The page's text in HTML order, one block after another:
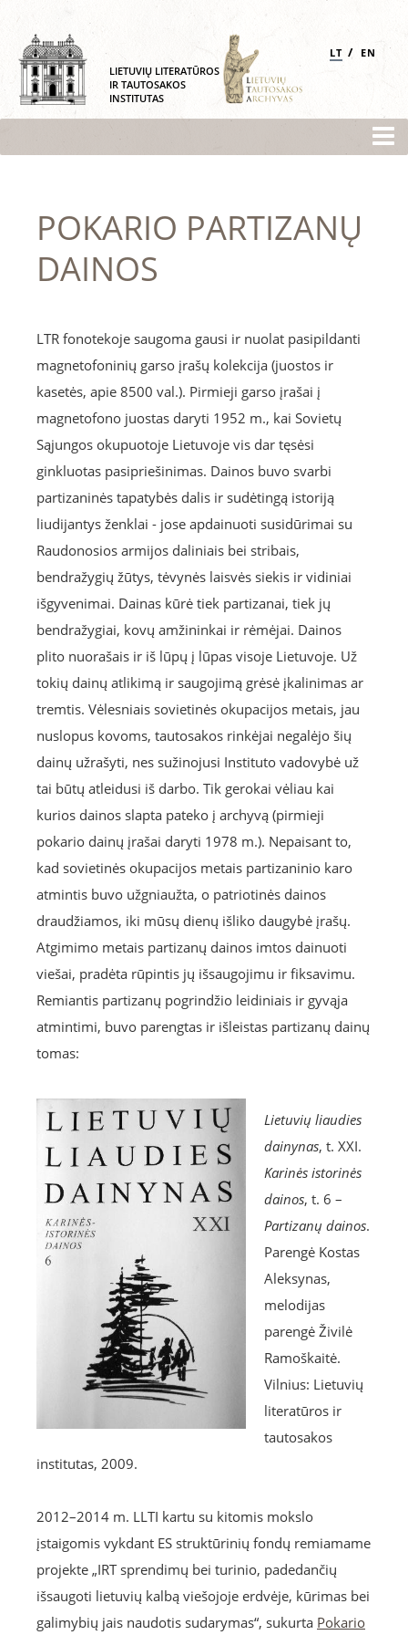
LIETUVIŲ LITERATŪROS
IR TAUTOSAKOS
INSTITUTAS
LT / EN
POKARIO PARTIZANŲ
DAINOS
LTR fonotekoje saugoma gausi ir nuolat pasipildanti
magnetofoninių garso įrašų kolekcija (juostos ir
kasetės, apie 8500 val.). Pirmieji garso įrašai į
magnetofono juostas daryti 1952 m., kai Sovietų
Sąjungos okupuotoje Lietuvoje vis dar tęsėsi
ginkluotas pasipriešinimas. Dainos buvo svarbi
partizaninės tapatybės dalis ir sudėtingą istoriją
liudijantys ženklai - jose apdainuoti susidūrimai su
Raudonosios armijos daliniais bei stribais,
bendražygių žūtys, tėvynės laisvės siekis ir vidiniai
išgyvenimai. Dainas kūrė tiek partizanai, tiek jų
bendražygiai, kovų amžininkai ir rėmėjai. Dainos
plito nuorašais ir iš lūpų į lūpas visoje Lietuvoje. Už
tokių dainų atlikimą ir saugojimą grėsė įkalinimas ar
tremtis. Vėlesniais sovietinės okupacijos metais, jau
nuslopus kovoms, tautosakos rinkėjai negalėjo šių
dainų užrašyti, nes sužinojusi Instituto vadovybė už
tai būtų atleidusi iš darbo. Tik gerokai vėliau kai
kurios dainos slapta pateko į archyvą (pirmieji
pokario dainų įrašai daryti 1978 m.). Nepaisant to,
kad sovietinės okupacijos metais partizaninio karo
atmintis buvo užgniaužta, o patriotinės dainos
draudžiamos, iki mūsų dienų išliko daugybė įrašų.
Atgimimo metais partizanų dainos imtos dainuoti
viešai, pradėta rūpintis jų išsaugojimu ir fiksavimu.
Remiantis partizanų pogrindžio leidiniais ir gyvąja
atmintimi, buvo parengtas ir išleistas partizanų dainų
tomas:
Lietuvių liaudies
dainynas, t. XXI.
Karinės istorinės
dainos, t. 6 –
Partizanų dainos.
Parengė Kostas
Aleksynas,
melodijas
parengė Živilė
Ramoškaitė.
Vilnius: Lietuvių
literatūros ir
tautosakos
institutas, 2009.
2012–2014 m. LLTI kartu su kitomis mokslo
įstaigomis vykdant ES struktūrinių fondų remiamame
projekte „IRT sprendimų bei turinio, padedančių
išsaugoti lietuvių kalbą viešojoje erdvėje, kūrimas bei
galimybių jais naudotis sudarymas“, sukurta Pokario